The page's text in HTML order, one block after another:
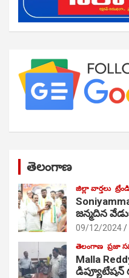
తెలంగాణ
జిల్లా వార్తలు
జ‌న్మ‌దిన
09/12/2024
తెలంగాణ ప్రజా
Malla
డిప్యూటేషన్